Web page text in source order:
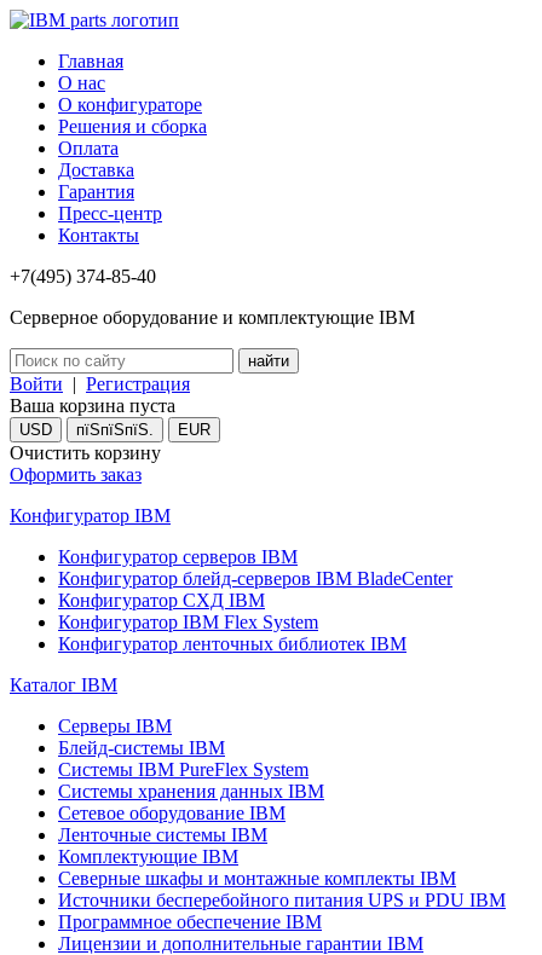
Главная
О нас
О конфигураторе
Решения и сборка
Оплата
Доставка
Гарантия
Пресс-центр
Контакты
+7(495) 374-85-40
Серверное оборудование и комплектующие IBM
Войти | Регистрация
Ваша корзина пуста
USD пїЅпїЅпїЅ. EUR
Очистить корзину
Оформить заказ
Конфигуратор IBM
Конфигуратор серверов IBM
Конфигуратор блейд-серверов IBM BladeCenter
Конфигуратор СХД IBM
Конфигуратор IBM Flex System
Конфигуратор ленточных библиотек IBM
Каталог IBM
Серверы IBM
Блейд-системы IBM
Системы IBM PureFlex System
Системы хранения данных IBM
Сетевое оборудование IBM
Ленточные системы IBM
Комплектующие IBM
Северные шкафы и монтажные комплекты IBM
Источники бесперебойного питания UPS и PDU IBM
Программное обеспечение IBM
Лицензии и дополнительные гарантии IBM